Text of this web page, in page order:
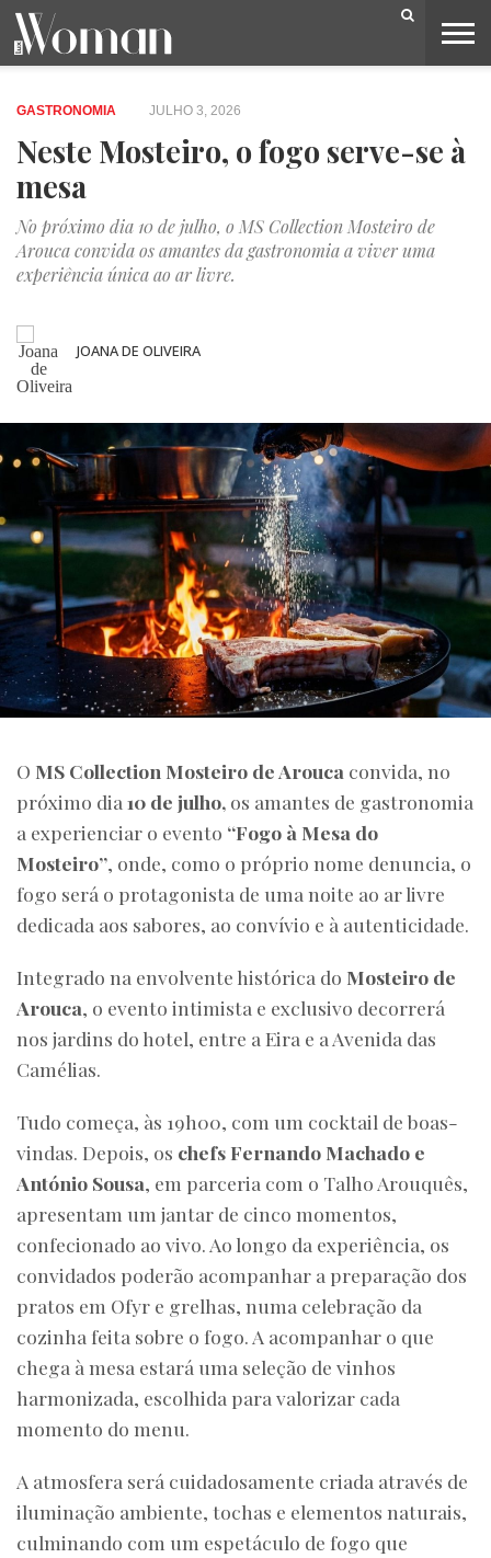
BELEZA
CAPA
LIFESTYLE
MODA
OPINIÃO
PESSOAS
SOCIEDADE
VIDEOS
GASTRONOMIA JULHO 3, 2026
Neste Mosteiro, o fogo serve-se à
mesa
No próximo dia 10 de julho, o MS Collection Mosteiro de
Arouca convida os amantes da gastronomia a viver uma
experiência única ao ar livre.
JOANA DE OLIVEIRA
O MS Collection Mosteiro de Arouca convida, no
próximo dia 10 de julho, os amantes de gastronomia
a experienciar o evento “Fogo à Mesa do
Mosteiro”, onde, como o próprio nome denuncia, o
fogo será o protagonista de uma noite ao ar livre
dedicada aos sabores, ao convívio e à autenticidade.
Integrado na envolvente histórica do Mosteiro de
Arouca, o evento intimista e exclusivo decorrerá
nos jardins do hotel, entre a Eira e a Avenida das
Camélias.
Tudo começa, às 19h00, com um cocktail de boas-
vindas. Depois, os chefs Fernando Machado e
António Sousa, em parceria com o Talho Arouquês,
apresentam um jantar de cinco momentos,
confecionado ao vivo. Ao longo da experiência, os
convidados poderão acompanhar a preparação dos
pratos em Ofyr e grelhas, numa celebração da
cozinha feita sobre o fogo. A acompanhar o que
chega à mesa estará uma seleção de vinhos
harmonizada, escolhida para valorizar cada
momento do menu.
A atmosfera será cuidadosamente criada através de
iluminação ambiente, tochas e elementos naturais,
culminando com um espetáculo de fogo que